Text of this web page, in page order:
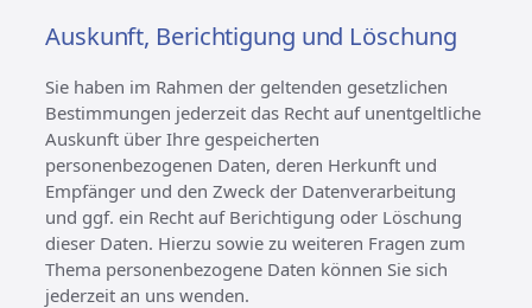
Auskunft, Berichtigung und Löschung
Sie haben im Rahmen der geltenden gesetzlichen
Bestimmungen jederzeit das Recht auf unentgeltliche
Auskunft über Ihre gespeicherten
personenbezogenen Daten, deren Herkunft und
Empfänger und den Zweck der Datenverarbeitung
und ggf. ein Recht auf Berichtigung oder Löschung
dieser Daten. Hierzu sowie zu weiteren Fragen zum
Thema personenbezogene Daten können Sie sich
jederzeit an uns wenden.